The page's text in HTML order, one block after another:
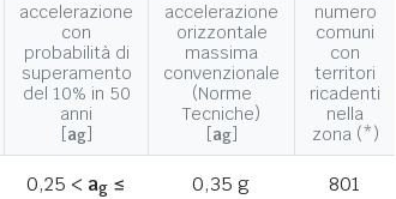
accelerazione
con
probabilità di
superamento
del 10% in 50
anni
[ag]
accelerazione
orizzontale
massima
convenzionale
(Norme
Tecniche)
[ag]
numero
comuni
con
territori
ricadenti
nella
zona (*)
0,25 < ag≤
0,35 g 801